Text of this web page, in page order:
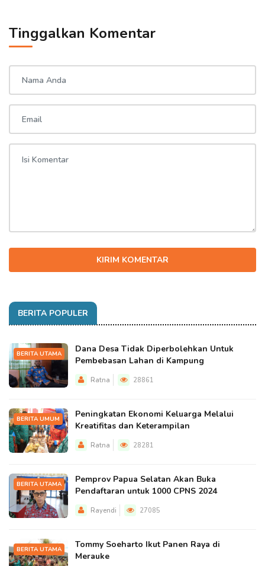
Tinggalkan Komentar
KIRIM KOMENTAR
BERITA POPULER
BERITA UTAMA
Dana Desa Tidak Diperbolehkan Untuk
Pembebasan Lahan di Kampung
Ratna 28861
BERITA UMUM
Peningkatan Ekonomi Keluarga Melalui
Kreatifitas dan Keterampilan
Ratna 28281
BERITA UTAMA
Pemprov Papua Selatan Akan Buka
Pendaftaran untuk 1000 CPNS 2024
Rayendi 27085
BERITA UTAMA
Tommy Soeharto Ikut Panen Raya di
Merauke